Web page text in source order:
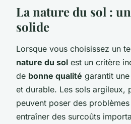
La nature du sol :
solide
Lorsque vous choisissez un
nature du sol est un critère
de bonne qualité garantit
et durable. Les sols argileux,
peuvent poser des
entraîner des surcoûts